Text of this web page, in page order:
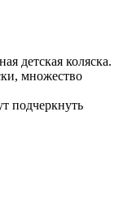
детская коляска.
множество
подчеркнуть